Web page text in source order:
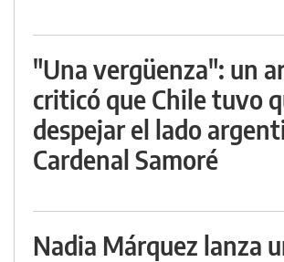
"Una vergüenza": un
criticó que Chile tuvo
despejar el lado
Cardenal Samoré
Nadia Márquez lanza